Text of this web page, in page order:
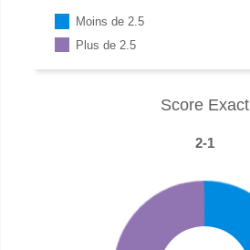
Moins de 2.5
Plus de 2.5
Score Exact
2-1